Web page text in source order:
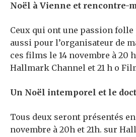
Noël à Vienne et rencontre-
Ceux qui ont une passion
aussi pour l’organisateur de
ces films le 14 novembre à 20
Hallmark Channel et 21 h o
Un Noël intemporel et le
Tous deux seront présentés
novembre à 20h et 21h. sur